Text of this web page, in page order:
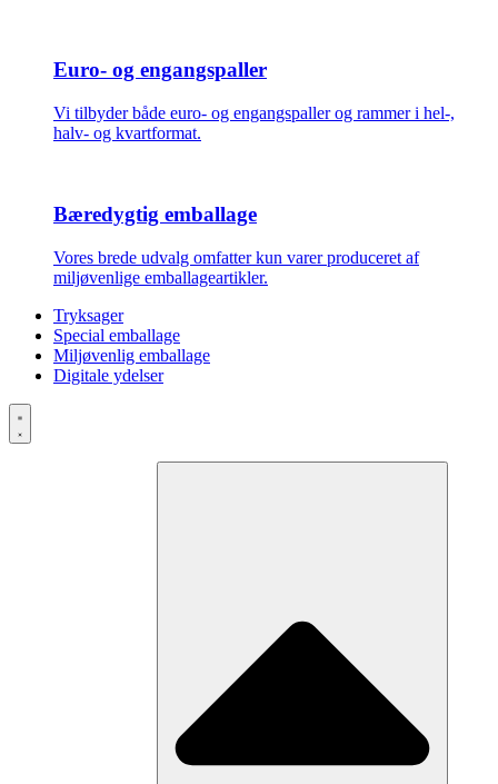
Euro- og engangspaller
Vi tilbyder både euro- og engangspaller og rammer i hel-,
halv- og kvartformat.
Bæredygtig emballage
Vores brede udvalg omfatter kun varer produceret af
miljøvenlige emballageartikler.
Tryksager
Special emballage
Miljøvenlig emballage
Digitale ydelser